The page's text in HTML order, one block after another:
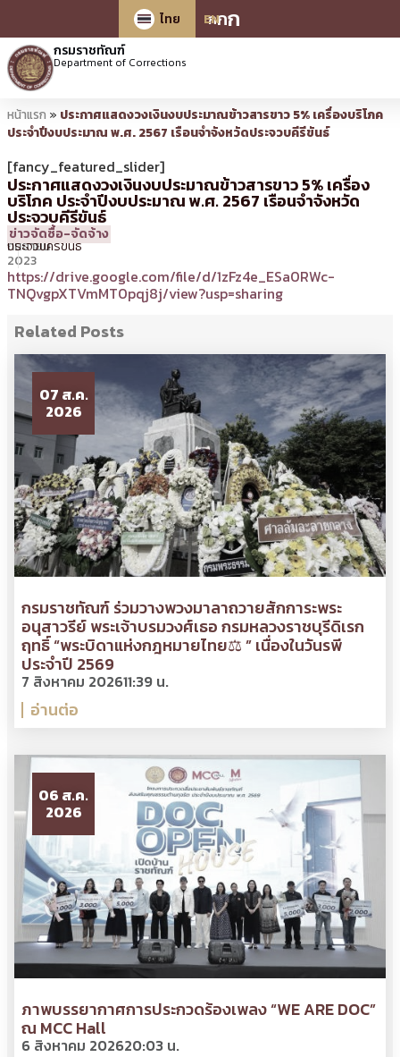
กกก
ไทย
EN
กรมราชทัณฑ์
Department of Corrections
หน้าแรก » ประกาศแสดงวงเงินงบประมาณข้าวสารขาว 5% เครื่องบริโภค
ประจำปีงบประมาณ พ.ศ. 2567 เรือนจำจังหวัดประจวบคีรีขันธ์
[fancy_featured_slider]
ประกาศแสดงวงเงินงบประมาณข้าวสารขาว 5% เครื่อง
บริโภค ประจำปีงบประมาณ พ.ศ. 2567 เรือนจำจังหวัด
ประจวบคีรีขันธ์
4
กันยายน
2023
13:32 น.
โดย
รจจ.
ประจวบคีรีขันธ์
ข่าวจัดซื้อ-จัดจ้าง
https://drive.google.com/file/d/1zFz4e_ESa0RWc-
TNQvgpXTVmMT0pqj8j/view?usp=sharing
Related Posts
07 ส.ค.
2026
กรมราชทัณฑ์ ร่วมวางพวงมาลาถวายสักการะพระ
อนุสาวรีย์ พระเจ้าบรมวงศ์เธอ กรมหลวงราชบุรีดิเรก
ฤทธิ์ “พระบิดาแห่งกฎหมายไทย⚖ ” เนื่องในวันรพี
ประจำปี 2569
7 สิงหาคม 202611:39 น.
อ่านต่อ
06 ส.ค.
2026
ภาพบรรยากาศการประกวดร้องเพลง “WE ARE DOC”
ณ MCC Hall
6 สิงหาคม 202620:03 น.